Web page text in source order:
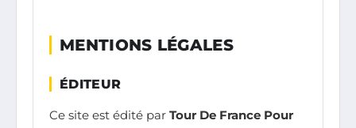
MENTIONS LÉGALES
ÉDITEUR
Ce site est édité par Tour De France Pour